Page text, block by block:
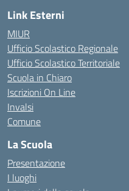
Link Esterni
MIUR
Ufficio Scolastico Regionale
Ufficio Scolastico Territoriale
Scuola in Chiaro
Iscrizioni On Line
Invalsi
Comune
La Scuola
Presentazione
I luoghi